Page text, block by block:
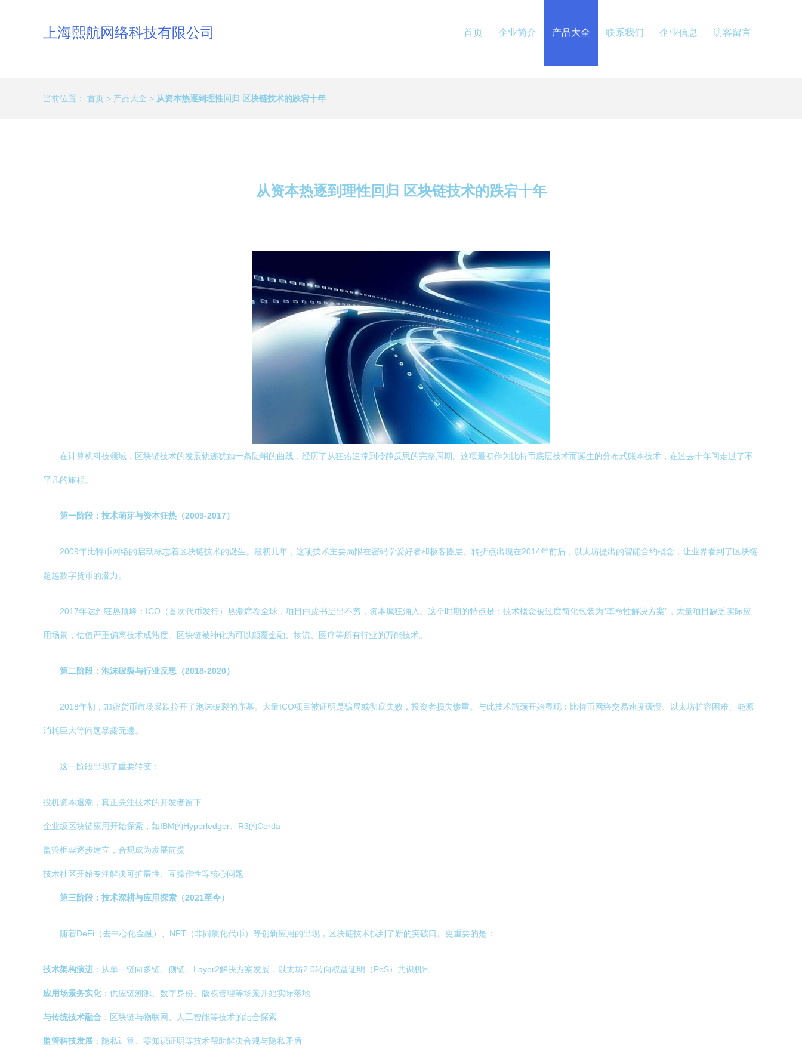
上海熙航网络科技有限公司 首页 企业简介 产品大全 联系我们 企业信息 访客留言
当前位置： 首页 > 产品大全 > 从资本热逐到理性回归 区块链技术的跌宕十年
从资本热逐到理性回归 区块链技术的跌宕十年
在计算机科技领域，区块链技术的发展轨迹犹如一条陡峭的曲线，经历了从狂热追捧到冷静反思的完整周期。这项最初作为比特币底层技术而诞生的分布式账本技术，在过去十年间走过了不
平凡的旅程。
第一阶段：技术萌芽与资本狂热（2009-2017）
2009年比特币网络的启动标志着区块链技术的诞生。最初几年，这项技术主要局限在密码学爱好者和极客圈层。转折点出现在2014年前后，以太坊提出的智能合约概念，让业界看到了区块链
超越数字货币的潜力。
2017年达到狂热顶峰：ICO（首次代币发行）热潮席卷全球，项目白皮书层出不穷，资本疯狂涌入。这个时期的特点是：技术概念被过度简化包装为“革命性解决方案”，大量项目缺乏实际应
用场景，估值严重偏离技术成熟度。区块链被神化为可以颠覆金融、物流、医疗等所有行业的万能技术。
第二阶段：泡沫破裂与行业反思（2018-2020）
2018年初，加密货币市场暴跌拉开了泡沫破裂的序幕。大量ICO项目被证明是骗局或彻底失败，投资者损失惨重。与此技术瓶颈开始显现：比特币网络交易速度缓慢、以太坊扩容困难、能源
消耗巨大等问题暴露无遗。
这一阶段出现了重要转变：
投机资本退潮，真正关注技术的开发者留下
企业级区块链应用开始探索，如IBM的Hyperledger、R3的Corda
监管框架逐步建立，合规成为发展前提
技术社区开始专注解决可扩展性、互操作性等核心问题
第三阶段：技术深耕与应用探索（2021至今）
随着DeFi（去中心化金融）、NFT（非同质化代币）等创新应用的出现，区块链技术找到了新的突破口。更重要的是：
技术架构演进 ：从单一链向多链、侧链、Layer2解决方案发展，以太坊2.0转向权益证明（PoS）共识机制
应用场景务实化：供应链溯源、数字身份、版权管理等场景开始实际落地
与传统技术融合 ：区块链与物联网、人工智能等技术的结合探索
监管科技发展 ：隐私计算、零知识证明等技术帮助解决合规与隐私矛盾